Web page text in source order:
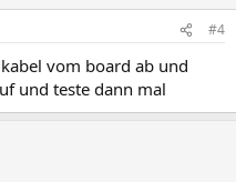
#4
vom board ab und
und teste dann mal